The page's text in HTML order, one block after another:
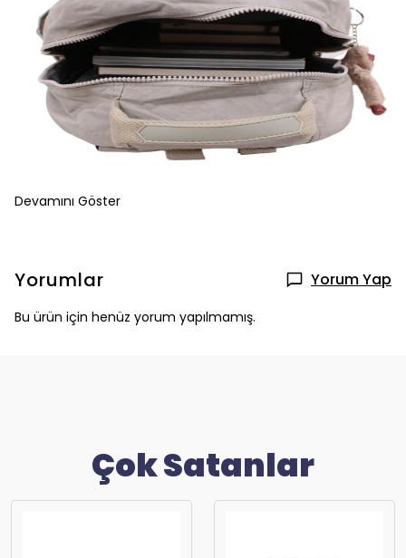
Devamını Göster
Yorumlar Yorum Yap
Bu ürün için henüz yorum yapılmamış.
Çok Satanlar